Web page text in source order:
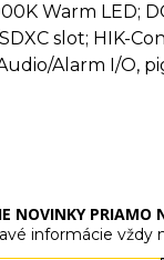
Warm LED;
slot; HIK-
Alarm I/O,
NOVINKY PRIAMO
informácie vždy